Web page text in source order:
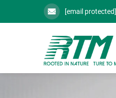
[email protected]